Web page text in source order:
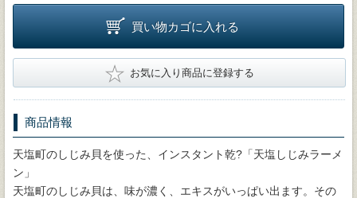
買い物カゴに入れる
★ お気に入り商品に登録する
商品情報
天塩町のしじみ貝を使った、インスタント乾?「天塩しじみラーメ
ン
天塩町のしじみ貝は、味が濃く、エキスがいっぱい出ます。その